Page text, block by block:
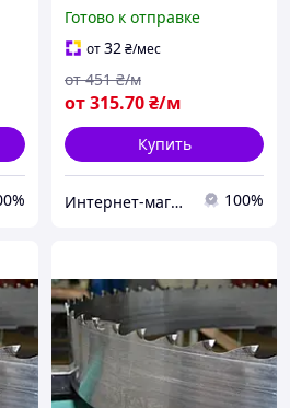
костей (Италия,
Германия) 16*0.6*4TPI
Готово к отправке
от32₴/мес
от315.70₴/м
от 451 ₴/м
Купить
Интернет-магазин "Мир Всего" 100%